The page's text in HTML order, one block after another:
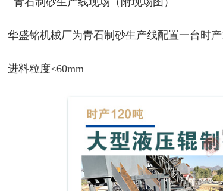
华盛铭机械厂为青石制砂生产线配置一台时
进料粒度≤60mm